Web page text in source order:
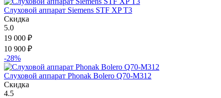
Слуховой аппарат Siemens STF XP T3
Скидка
5.0
19 000 ₽
10 900 ₽
-28%
Слуховой аппарат Phonak Bolero Q70-M312
Скидка
4.5